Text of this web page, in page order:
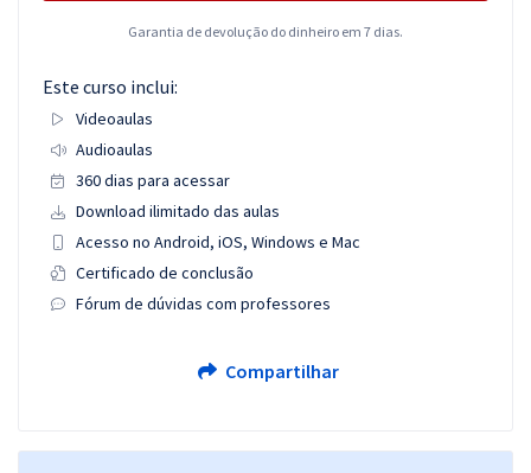
Garantia de devolução do dinheiro em 7 dias.
Este curso inclui:
Videoaulas
Audioaulas
360 dias para acessar
Download ilimitado das aulas
Acesso no Android, iOS, Windows e Mac
Certificado de conclusão
Fórum de dúvidas com professores
Compartilhar